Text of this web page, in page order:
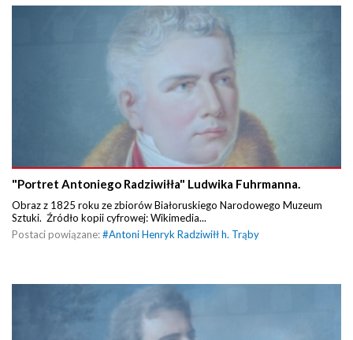
"Portret Antoniego Radziwiłła" Ludwika Fuhrmanna.
Obraz z 1825 roku ze zbiorów Białoruskiego Narodowego Muzeum
Sztuki. Źródło kopii cyfrowej: Wikimedia...
Postaci powiązane:#Antoni Henryk Radziwiłł h. Trąby